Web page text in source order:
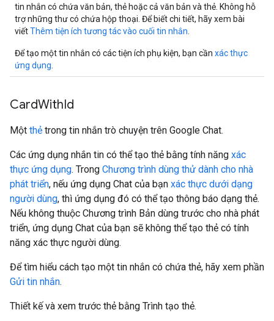
tin nhắn có chứa văn bản, thẻ hoặc cả văn bản và thẻ. Không hỗ
trợ những thư có chứa hộp thoại. Để biết chi tiết, hãy xem bài
viếtThêm tiện ích tương tác vào cuối tin nhắn
Để tạo một tin nhắn có các tiện ích phụ kiện, bạn cần xác thực
ứng dụng
CardWithId
Một thẻ trong tin nhắn trò chuyện trên Google Chat.
Các ứng dụng nhắn tin có thể tạo thẻ bằng tính năng xác
thực ứng dụng. Trong Chương trình dùng thử dành cho nhà
phát triển, nếu ứng dụng Chat của bạn xác thực dưới dạng
người dùng, thì ứng dụng đó có thể tạo thông báo dạng thẻ.
Nếu không thuộc Chương trình Bản dùng trước cho nhà phát
triển, ứng dụng Chat của bạn sẽ không thể tạo thẻ có tính
năng xác thực người dùng.
Để tìm hiểu cách tạo một tin nhắn có chứa thẻ, hãy xem phần
Gửi tin nhắn.
Thiết kế và xem trước thẻ bằng Trình tạo thẻ.